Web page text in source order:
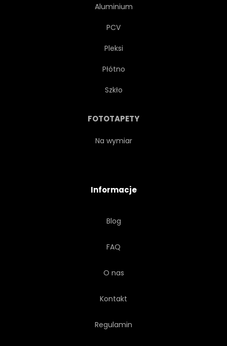
NIERUCHOMOŚĆ
NIERUCHOMOŚĆ
Aluminium
PCV
Pleksi
Płótno
Szkło
FOTOTAPETY
Na wymiar
Informacje
Blog
FAQ
O nas
Kontakt
Regulamin